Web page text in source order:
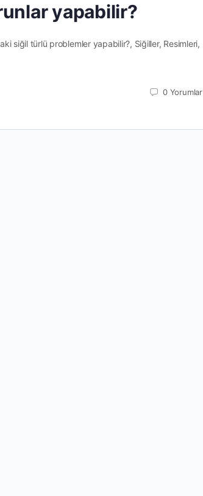
yapabilir?
siğil türlü problemler yapabilir?, Siğiller, Resimleri,
0 Yorumlar